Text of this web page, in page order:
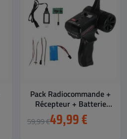
Pack Radiocommande +
Récepteur + Batterie
pour WPL
59,99 €49,99 €